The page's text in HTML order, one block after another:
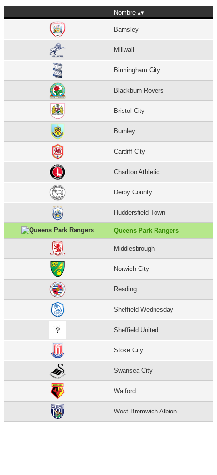
Nombre
Barnsley
Millwall
Birmingham City
Blackburn Rovers
Bristol City
Burnley
Cardiff City
Charlton Athletic
Derby County
Huddersfield Town
Queens Park Rangers
Middlesbrough
Norwich City
Reading
Sheffield Wednesday
Sheffield United
Stoke City
Swansea City
Watford
West Bromwich Albion